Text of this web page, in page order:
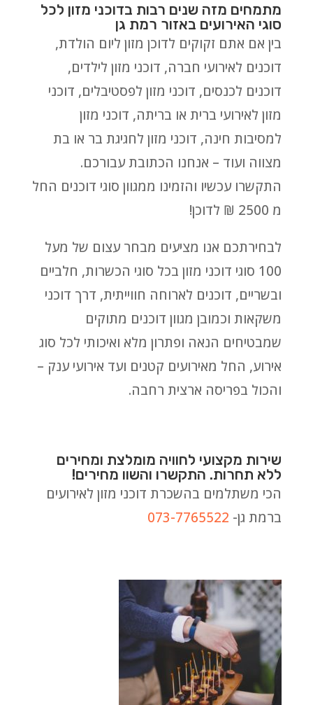
מתמחים מזה שנים רבות בדוכני מזון לכל
סוגי האירועים באזור רמת גן
בין אם אתם זקוקים לדוכן מזון ליום הולדת,
דוכנים לאירועי חברה, דוכני מזון לילדים,
דוכנים לכנסים, דוכני מזון לפסטיבלים, דוכני
מזון לאירועי ברית או בריתה, דוכני מזון
למסיבות חינה, דוכני מזון לחגיגת בר או בת
מצווה ועוד – אנחנו הכתובת עבורכם.
התקשרו עכשיו והזמינו ממגוון סוגי דוכנים החל
מ 2500 ₪ לדוכן!
לבחירתכם אנו מציעים מבחר עצום של מעל
100 סוגי דוכני מזון בכל סוגי הכשרות, חלביים
ובשריים, דוכנים לארוחה חווייתית, דרך דוכני
משקאות וכמובן מגוון דוכנים מתוקים
שמבטיחים הנאה ופתרון מלא ואיכותי לכל סוג
אירוע, החל מאירועים קטנים ועד אירועי ענק –
והכול בפריסה ארצית רחבה.
שירות מקצועי לחוויה מומלצת ומחירים
ללא תחרות. התקשרו והשוו מחירים!
הכי משתלמים בהשכרת דוכני מזון לאירועים
ברמת גן- 073-7765522